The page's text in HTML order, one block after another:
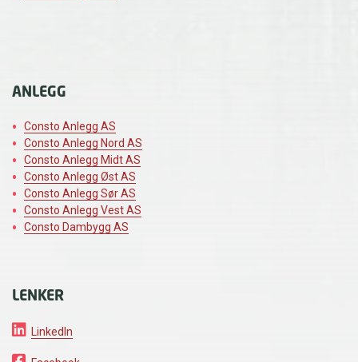
ANLEGG
Consto Anlegg AS
Consto Anlegg Nord AS
Consto Anlegg Midt AS
Consto Anlegg Øst AS
Consto Anlegg Sør AS
Consto Anlegg Vest AS
Consto Dambygg AS
LENKER
LinkedIn